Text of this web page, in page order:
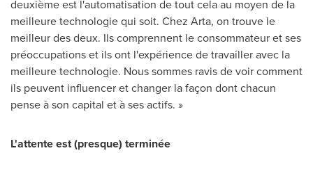
deuxième est l'automatisation de tout cela au moyen de la
meilleure technologie qui soit. Chez Arta, on trouve le
meilleur des deux. Ils comprennent le consommateur et ses
préoccupations et ils ont l'expérience de travailler avec la
meilleure technologie. Nous sommes ravis de voir comment
ils peuvent influencer et changer la façon dont chacun
pense à son capital et à ses actifs. »
L'attente est (presque) terminée